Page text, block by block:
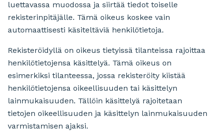
luettavassa muodossa ja siirtää tiedot toiselle
rekisterinpitäjälle. Tämä oikeus koskee vain
automaattisesti käsiteltäviä henkilötietoja.
Rekisteröidyllä on oikeus tietyissä tilanteissa rajoittaa
henkilötietojensa käsittelyä. Tämä oikeus on
esimerkiksi tilanteessa, jossa rekisteröity kiistää
henkilötietojensa oikeellisuuden tai käsittelyn
lainmukaisuuden. Tällöin käsittelyä rajoitetaan
tietojen oikeellisuuden ja käsittelyn lainmukaisuuden
varmistamisen ajaksi.